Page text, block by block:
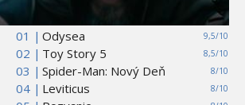
01 | 9,5/10
Odysea
02 |
8,5/10
Toy Story 5
03 |
8/10
Spider-Man: Nový Deň
04 |
8/10
Leviticus